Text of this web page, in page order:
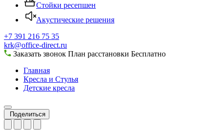
Стойки ресепшен
Акустические решения
+7 391 216 75 35
krk@office-direct.ru
Заказать звонок План расстановки Бесплатно
Главная
Кресла и Стулья
Детские кресла
Поделиться